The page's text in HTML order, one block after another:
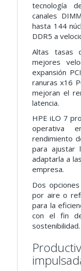
tecnología
canales
hasta 144
DDR5 a
Altas tasas
mejores
expansión
ranuras x16
mejoran el
latencia.
HPE iLO 7
operativa
rendimiento
para ajustar
adaptarla a
empresa.
Dos
por aire o
para la
con el fin
sostenibilidad.